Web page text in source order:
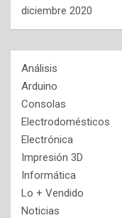
diciembre 2020
Análisis
Arduino
Consolas
Electrodomésticos
Electrónica
Impresión 3D
Informática
Lo + Vendido
Noticias